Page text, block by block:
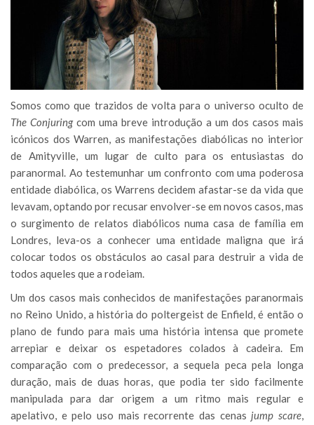
Somos como que trazidos de volta para o universo oculto de
The Conjuring com uma breve introdução a um dos casos mais
icónicos dos Warren, as manifestações diabólicas no interior
de Amityville, um lugar de culto para os entusiastas do
paranormal. Ao testemunhar um confronto com uma poderosa
entidade diabólica, os Warrens decidem afastar-se da vida que
levavam, optando por recusar envolver-se em novos casos, mas
o surgimento de relatos diabólicos numa casa de família em
Londres, leva-os a conhecer uma entidade maligna que irá
colocar todos os obstáculos ao casal para destruir a vida de
todos aqueles que a rodeiam.
Um dos casos mais conhecidos de manifestações paranormais
no Reino Unido, a história do poltergeist de Enfield, é então o
plano de fundo para mais uma história intensa que promete
arrepiar e deixar os espetadores colados à cadeira. Em
comparação com o predecessor, a sequela peca pela longa
duração, mais de duas horas, que podia ter sido facilmente
manipulada para dar origem a um ritmo mais regular e
apelativo, e pelo uso mais recorrente das cenas jump scare,